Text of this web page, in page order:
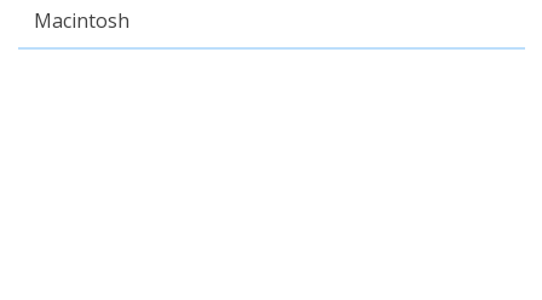
Macintosh